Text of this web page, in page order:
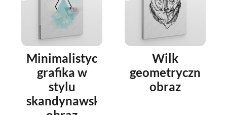
Minimalistyczna
grafika w
stylu
skandynawskim
Wilk
geometryczny
obraz